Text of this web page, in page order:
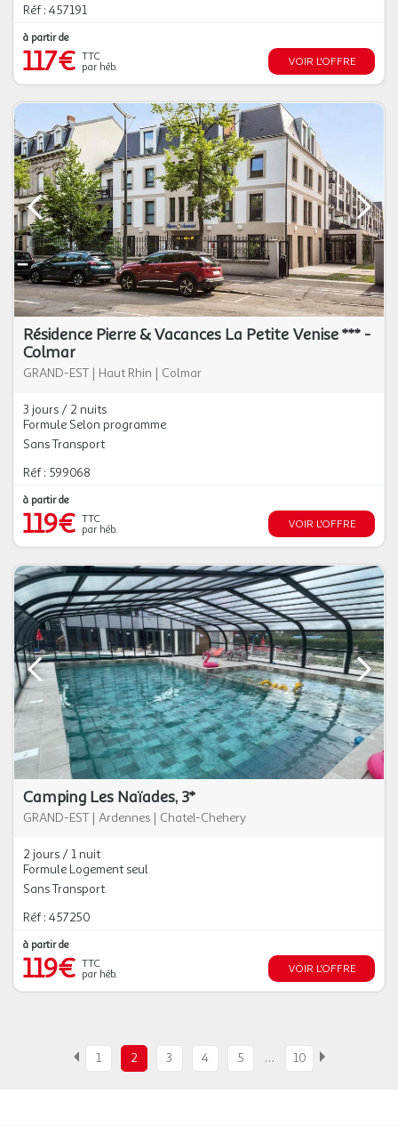
Réf : 457191
à partir de
117€ TTC
par héb.
VOIR L'OFFRE
Résidence Pierre & Vacances La Petite Venise *** -
Colmar
GRAND-EST | Haut Rhin | Colmar
3 jours / 2 nuits
Formule Selon programme
Sans Transport
Réf : 599068
à partir de
119€ TTC
par héb.
VOIR L'OFFRE
Camping Les Naïades, 3*
GRAND-EST | Ardennes | Chatel-Chehery
2 jours / 1 nuit
Formule Logement seul
Sans Transport
Réf : 457250
à partir de
119€ TTC
par héb.
VOIR L'OFFRE
1 2 3 4 5 … 10